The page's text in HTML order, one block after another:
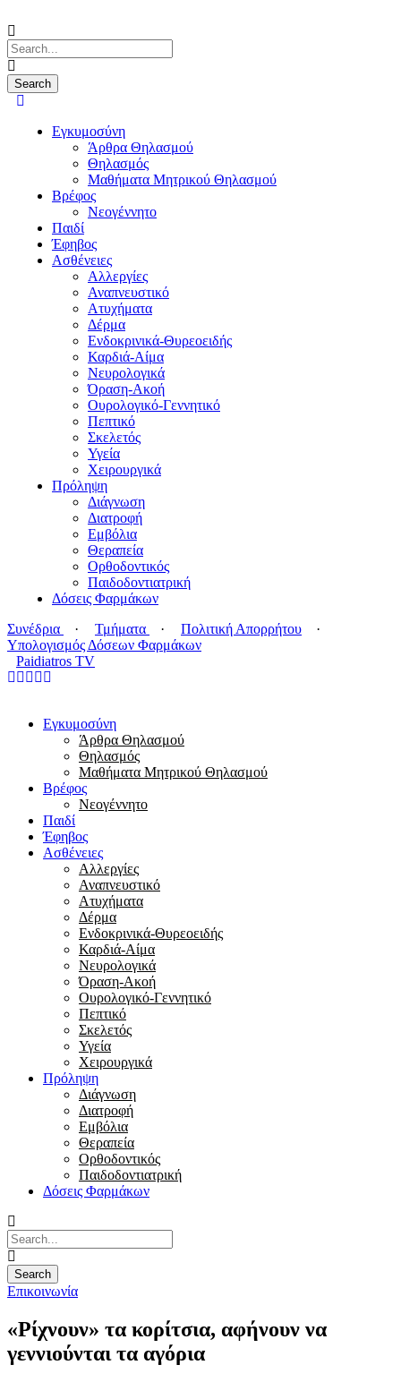
Εγκυμοσύνη
Άρθρα Θηλασμού
Θηλασμός
Μαθήματα Μητρικού Θηλασμού
Βρέφος
Νεογέννητο
Παιδί
Έφηβος
Ασθένειες
Αλλεργίες
Αναπνευστικό
Ατυχήματα
Δέρμα
Ενδοκρινικά-Θυρεοειδής
Καρδιά-Αίμα
Νευρολογικά
Όραση-Ακοή
Ουρολογικό-Γεννητικό
Πεπτικό
Σκελετός
Υγεία
Χειρουργικά
Πρόληψη
Διάγνωση
Διατροφή
Εμβόλια
Θεραπεία
Ορθοδοντικός
Παιδοδοντιατρική
Δόσεις Φαρμάκων
Συνέδρια
· Τμήματα · Πολιτική Απορρήτου
·
Υπολογισμός Δόσεων Φαρμάκων
Paidiatros TV
Εγκυμοσύνη
Άρθρα Θηλασμού
Θηλασμός
Μαθήματα Μητρικού Θηλασμού
Βρέφος
Νεογέννητο
Παιδί
Έφηβος
Ασθένειες
Αλλεργίες
Αναπνευστικό
Ατυχήματα
Δέρμα
Ενδοκρινικά-Θυρεοειδής
Καρδιά-Αίμα
Νευρολογικά
Όραση-Ακοή
Ουρολογικό-Γεννητικό
Πεπτικό
Σκελετός
Υγεία
Χειρουργικά
Πρόληψη
Διάγνωση
Διατροφή
Εμβόλια
Θεραπεία
Ορθοδοντικός
Παιδοδοντιατρική
Δόσεις Φαρμάκων
Επικοινωνία
«Ρίχνουν» τα κορίτσια, αφήνουν να
γεννιούνται τα αγόρια